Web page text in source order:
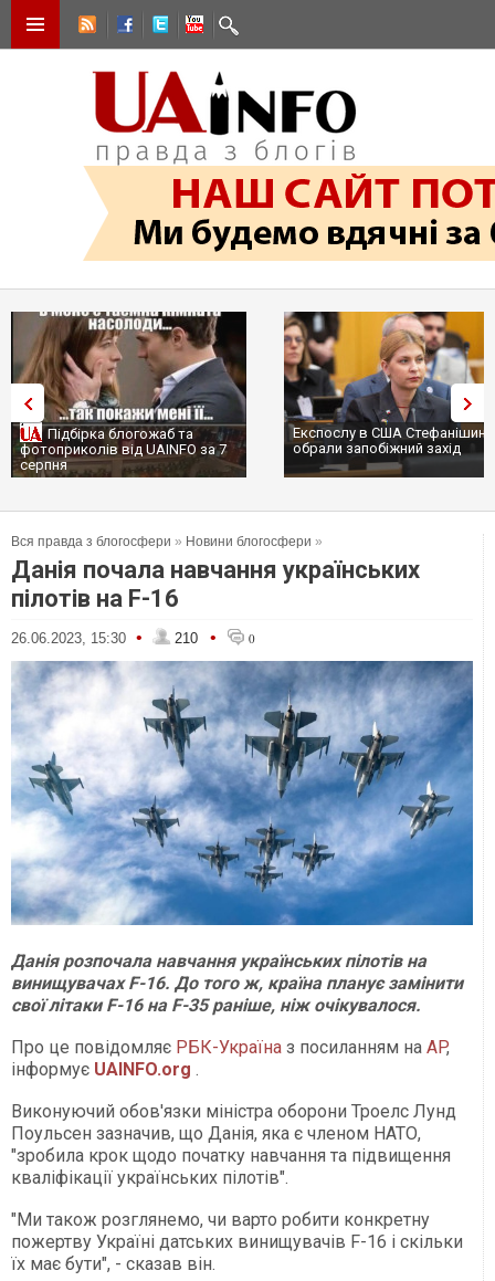
Підбірка блогожаб та
фотоприколів від UAINFO за 7
серпня
Експослу в США
обрали запобіжний захід
Вся правда з блогосфери » Новини блогосфери »
Данія почала навчання українських
пілотів на F-16
26.06.2023, 15:30 • 210 • 0
Данія розпочала навчання українських пілотів на
винищувачах F-16. До того ж, країна планує замінити
свої літаки F-16 на F-35 раніше, ніж очікувалося.
Про це повідомляє РБК-Україна з посиланням на AP,
інформує UAINFO.org .
Виконуючий обов'язки міністра оборони Троелс Лунд
Поульсен зазначив, що Данія, яка є членом НАТО,
"зробила крок щодо початку навчання та підвищення
кваліфікації українських пілотів".
"Ми також розглянемо, чи варто робити конкретну
пожертву Україні датських винищувачів F-16 і скільки
їх має бути", - сказав він.